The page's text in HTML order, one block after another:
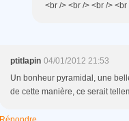
<br /> <br /> <br /> <br
ptitlapin 04/01/2012 21:53
Un bonheur pyramidal, une
de cette manière, ce serait